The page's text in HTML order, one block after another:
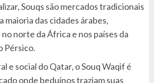
Souqs são mercados tradicionais
maioria das cidades árabes,
norte da África e nos países da
Pérsico.
e social do Qatar, o Souq Waqif é
onde beduínos traziam suas